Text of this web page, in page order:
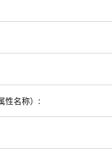
性名称）: